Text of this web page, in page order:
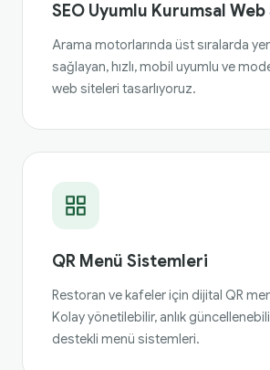
SEO Uyumlu Kurumsal
Arama motorlarında üst sıralarda yer
sağlayan, hızlı, mobil uyumlu ve
web siteleri tasarlıyoruz.
QR Menü Sistemleri
Restoran ve kafeler için dijital QR
Kolay yönetilebilir, anlık
destekli menü sistemleri.